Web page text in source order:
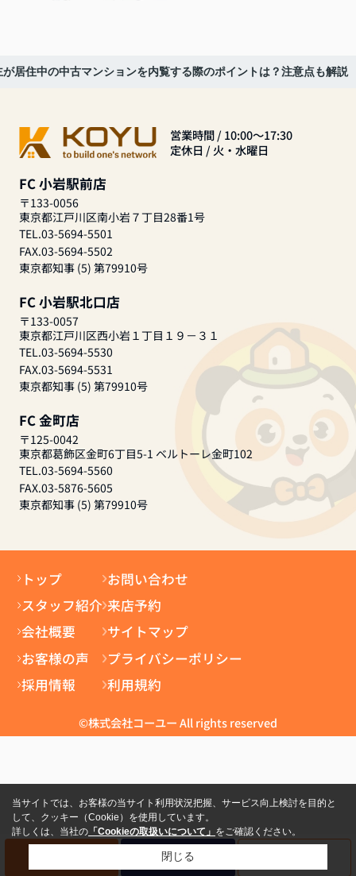
が居住中の中古マンションを内覧する際のポイントは？注意点も解説
営業時間 / 10:00～17:30
定休日 / 火・水曜日
FC 小岩駅前店
〒133-0056
東京都江戸川区南小岩７丁目28番1号
TEL.03-5694-5501
FAX.03-5694-5502
東京都知事 (5) 第79910号
FC 小岩駅北口店
〒133-0057
東京都江戸川区西小岩１丁目１９－３１
TEL.03-5694-5530
FAX.03-5694-5531
東京都知事 (5) 第79910号
FC 金町店
〒125-0042
東京都葛飾区金町6丁目5-1 ベルトーレ金町102
TEL.03-5694-5560
FAX.03-5876-5605
東京都知事 (5) 第79910号
トップ
スタッフ紹介
会社概要
お客様の声
採用情報
お問い合わせ
来店予約
サイトマップ
プライバシーポリシー
利用規約
©株式会社コーユー All rights reserved
資料請求
当サイトでは、お客様の当サイト利用状況把握、サービス向上検討を目的と
して、クッキー（Cookie）を使用しています。
詳しくは、当社の 「Cookieの取扱いについて」 をご確認ください。
閉じる